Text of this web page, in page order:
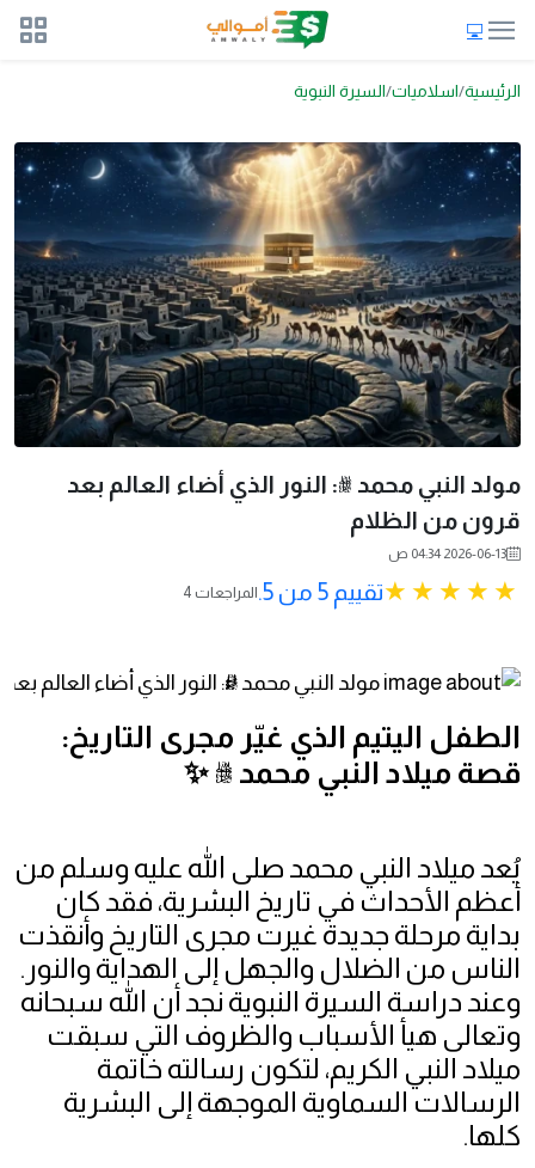
الرئيسية اسلاميات السيرة النبوية
مولد النبي محمد ﷺ: النور الذي أضاء العالم بعد
قرون من الظلام
2026-06-13 04:34 ص
تقييم 5 من 5. 4 المراجعات
الطفل اليتيم الذي غيّر مجرى التاريخ:
قصة ميلاد النبي محمد ﷺ ✨
يُعد ميلاد النبي محمد صلى الله عليه وسلم من
أعظم الأحداث في تاريخ البشرية، فقد كان
بداية مرحلة جديدة غيرت مجرى التاريخ وأنقذت
الناس من الضلال والجهل إلى الهداية والنور.
وعند دراسة السيرة النبوية نجد أن الله سبحانه
وتعالى هيأ الأسباب والظروف التي سبقت
ميلاد النبي الكريم، لتكون رسالته خاتمة
الرسالات السماوية الموجهة إلى البشرية
كلها.